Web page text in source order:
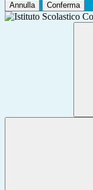
Annulla Conferma